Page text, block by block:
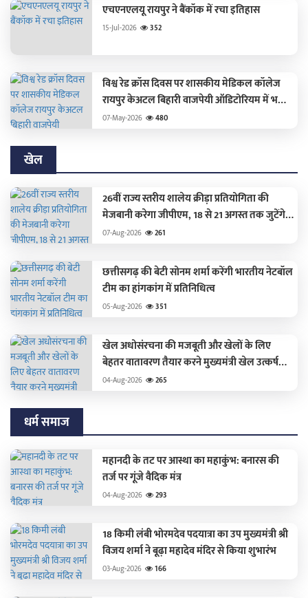
एचएनएलयू रायपुर ने बैंकॉक में रचा इतिहास
15-Jul-2026 352
विश्व रेड क्रॉस दिवस पर शासकीय मेडिकल कॉलेज
रायपुर केअटल बिहारी वाजपेयी ऑडिटोरियम में भव्य
आयोजन
07-May-2026 480
खेल
26वीं राज्य स्तरीय शालेय क्रीड़ा प्रतियोगिता की
मेजबानी करेगा जीपीएम, 18 से 21 अगस्त तक जुटेंगे
प्रदेशभर के खिलाड़ी
07-Aug-2026 261
छत्तीसगढ़ की बेटी सोनम शर्मा करेंगी भारतीय नेटबॉल
टीम का हांगकांग में प्रतिनिधित्व
05-Aug-2026 351
खेल अधोसंरचना की मजबूती और खेलों के लिए
बेहतर वातावरण तैयार करने मुख्यमंत्री खेल उत्कर्ष
मिशन के लिए 100 करोड़ का प्रावधान
04-Aug-2026 265
धर्म समाज
महानदी के तट पर आस्था का महाकुंभ: बनारस की
तर्ज पर गूंजे वैदिक मंत्र
04-Aug-2026 293
18 किमी लंबी भोरमदेव पदयात्रा का उप मुख्यमंत्री श्री
विजय शर्मा ने बूढ़ा महादेव मंदिर से किया शुभारंभ
03-Aug-2026 166